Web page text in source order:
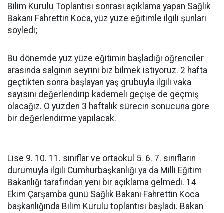
Bilim Kurulu Toplantısı sonrası açıklama yapan Sağlık
Bakanı Fahrettin Koca, yüz yüze eğitimle ilgili şunları
söyledi;
Bu dönemde yüz yüze eğitimin başladığı öğrenciler
arasında salgının seyrini biz bilmek istiyoruz. 2 hafta
geçtikten sonra başlayan yaş grubuyla ilgili vaka
sayısını değerlendirip kademeli geçişe de geçmiş
olacağız. O yüzden 3 haftalık sürecin sonucuna göre
bir değerlendirme yapılacak.
Lise 9. 10. 11. sınıflar ve ortaokul 5. 6. 7. sınıfların
durumuyla ilgili Cumhurbaşkanlığı ya da Milli Eğitim
Bakanlığı tarafından yeni bir açıklama gelmedi. 14
Ekim Çarşamba günü Sağlık Bakanı Fahrettin Koca
başkanlığında Bilim Kurulu toplantısı başladı. Bakan